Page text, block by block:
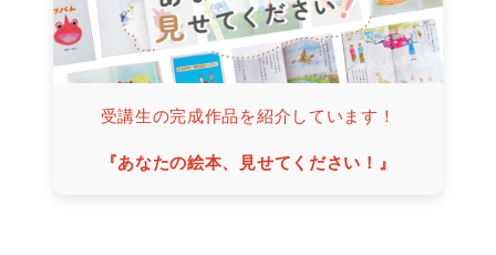
受講生の完成作品を紹介しています！
『あなたの絵本、見せてください！』